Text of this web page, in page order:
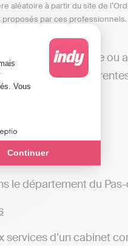
: Personnalisez
Vous
Continuer
à partir du site de
par ces
cette publication.
à Dainville ou
situés dans
le département du
services d’un cabinet